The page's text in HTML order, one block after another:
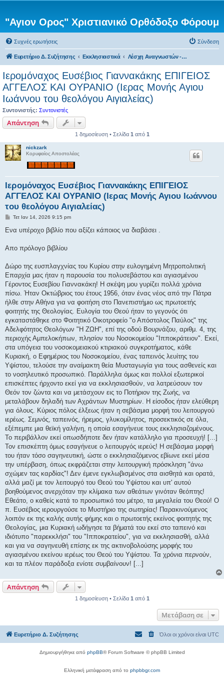
"Αγιον Ορος" Χριστιανικό Ορθόδοξο Φόρουμ
Συχνές ερωτήσεις Σύνδεση
Ευρετήριο Δ. Συζήτησης Εκκλησιαστικά Λέσχη Αναγνωστών - Βιβλιοπροτάσεις
Ιερομόναχος Ευσέβιος Γιαννακάκης ΕΠΙΓΕΙΟΣ
ΑΓΓΕΛΟΣ ΚΑΙ ΟΥΡΑΝΙΟ (Ιερας Μονής Αγιου
Ιωάννου του θεολόγου Αιγιαλείας)
Συντονιστής: Συντονιστές
Απάντηση
1 δημοσίευση • Σελίδα 1 από 1
nickzark
Κορυφαίος Αποστολέας
Ιερομόναχος Ευσέβιος Γιαννακάκης ΕΠΙΓΕΙΟΣ
ΑΓΓΕΛΟΣ ΚΑΙ ΟΥΡΑΝΙΟ (Ιερας Μονής Αγιου Ιωάννου
του θεολόγου Αιγιαλείας)
Δ
μ
ί
σ
Τετ Ιαν 14, 2026 9:15 pm
Ενα υπέροχο βιβλίο που αξίζει κάποιος να διαβάσει .
Απο πρόλογο βιβλίου
Δώρο της ευσπλαγχνίας του Κυρίου στην ευλογημένη Μητροπολιτική
Επαρχία μας ήταν η παρουσία του πολυσεβάστου και αγιασμένου
Γέροντος Ευσεβίου Γιαννακάκη! Η σκέψη μου γυρίζει πολλά χρόνια
πίσω. Ήταν Οκτώβριος του έτους 1956, όταν ένας νέος από την Πάτρα
ήλθε στην Αθήνα για να φοιτήση στο Πανεπιστήμιο ως πρωτοετής
φοιτητής της Θεολογίας. Ευλογία του Θεού ήταν το γεγονός ότι
εγκαταστάθηκε στο Φοιτητικό Οικοτροφείο "ο Απόστολος Παύλος" της
Αδελφότητος Θεολόγων "Η ΖΩΗ", επί της οδού Βουρνάζου, αριθμ. 4, της
περιοχής Αμπελοκήπων, πλησίον του Νοσοκομείου "Ιπποκράτειον". Εκεί,
στα υπόγεια του νοσοκομειακού κτιριακού συγκροτήματος, κάθε
Κυριακή, ο Εφημέριος του Νοσοκομείου, ένας ταπεινός λευίτης του
Υψίστου, τελούσε την αναίμακτη θεία Μυσταγωγία για τους ασθενείς και
το νοσηλευτικό προσωπικό. Παράλληλα όμως και πολλοί εξωτερικοί
επισκέπτες ήρχοντο εκεί για να εκκλησιασθούν, να λατρεύσουν τον
Θεόν τον ζώντα και να μετάσχουν εις το Ποτήριον της Ζωής, να
μεταλάβουν δηλαδή των Αχράντων Μυστηρίων. Η είσοδος ήταν ελεύθερη
για όλους. Κύριος πόλος έλξεως ήταν η σεβάσμια μορφή του λειτουργού
ιερέως. Σεμνός, ταπεινός, ήρεμος, γλυκομίλητος, προσεκτικός σε όλα,
εξέπεμπε μια θεϊκή γαλήνη, η οποία εσαγήνευε τους εκκλησιαζομένους.
Το περιβάλλον εκεί οπωσδήποτε δεν ήταν κατάλληλο για προσευχή! [...]
Τον επισκέπτη όμως εσαγήνευε ο λειτουργός ιερεύς! Η σεβάσμια μορφή
του ήταν τόσο σαγηνευτική, ώστε ο εκκλησιαζόμενος εβίωνε εκεί μέσα
την υπέρβαση, όπως εκφράζεται στην λειτουργική πρόσκληση "άνω
σχώμεν τας καρδίας"! Δεν έμενε εγκλωβισμένος στα αισθητά και ορατά,
αλλά μαζί με τον λειτουργό του Θεού του Υψίστου και υπ' αυτού
βοηθούμενος ανερχόταν την κλίμακα των αθεάτων γινόταν θεόπτης!
Εθεάτο, ο καθείς κατά το προσωπικό του μέτρο, τα μεγαλεία του Θεού! Ο
π. Ευσέβιος ιερουργούσε το Μυστήριο της σωτηρίας! Παρακινούμενος
λοιπόν εκ της καλής αυτής φήμης και ο πρωτοετής εκείνος φοιτητής της
Θεολογίας, μια Κυριακή ωδήγησε τα βήματά του εκεί στο ταπεινό και
ιδιότυπο "παρεκκλήσι" του "Ιπποκρατείου", για να εκκλησιασθή, αλλά
και για να σαγηνευθή επίσης εκ της ακτινοβολούσης μορφής του
αγιασμένου εκείνου ιερέως του Θεού του Υψίστου. Τα χρόνια περνούν,
και τα πλέον παράδοξα ενίοτε συμβαίνουν! [...]
Απάντηση
1 δημοσίευση • Σελίδα 1 από 1
Μετάβαση σε
Ευρετήριο Δ. Συζήτησης Όλοι οι χρόνοι είναι UTC
Δημιουργήθηκε από phpBB® Forum Software © phpBB Limited
Ελληνική μετάφραση από το phpbbgr.com